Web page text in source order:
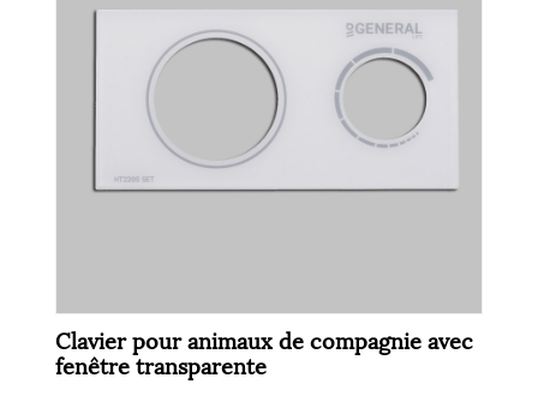
Clavier pour animaux de compagnie avec
fenêtre transparente